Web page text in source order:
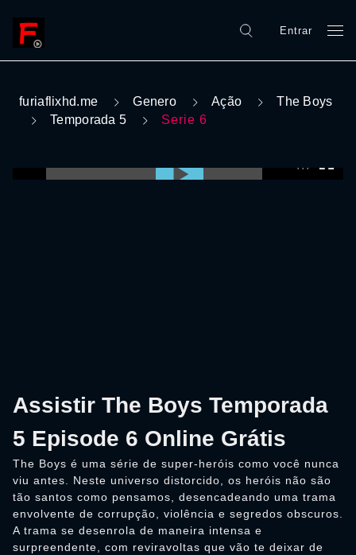
Entrar
furiaflixhd.me Genero Ação
The Boys
Temporada 5
Serie 6
Assistir The Boys Temporada
5 Episode 6 Online Grátis
The Boys é uma série de super-heróis como você nunca
viu antes. Neste universo distorcido, os heróis não são
tão santos como pensamos, desencadeando uma trama
envolvente de corrupção, violência e segredos obscuros.
A trama se desenrola de maneira intensa e
surpreendente, com reviravoltas que vão te deixar de